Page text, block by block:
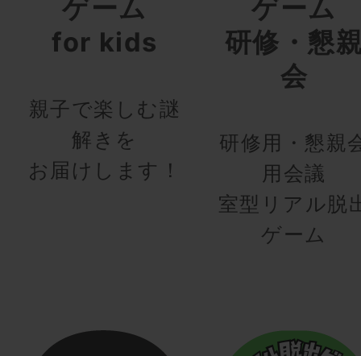
ゲーム
for kids
親子で楽しむ謎
解きを
お届けします！
ゲーム
研修・懇
会
研修用・懇親
用会議
室型リアル脱
ゲーム